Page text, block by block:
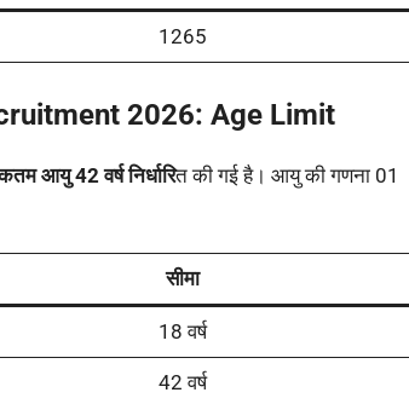
1265
2026: Age Limit
आयु 42 वर्ष निर्धारित की गई है। आयु की गणना 01
सीमा
18 वर्ष
42 वर्ष